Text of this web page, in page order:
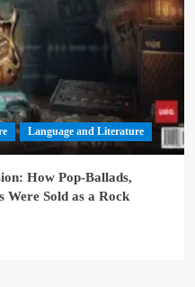
Language and Literature
How Pop-Ballads,
Were Sold as a Rock